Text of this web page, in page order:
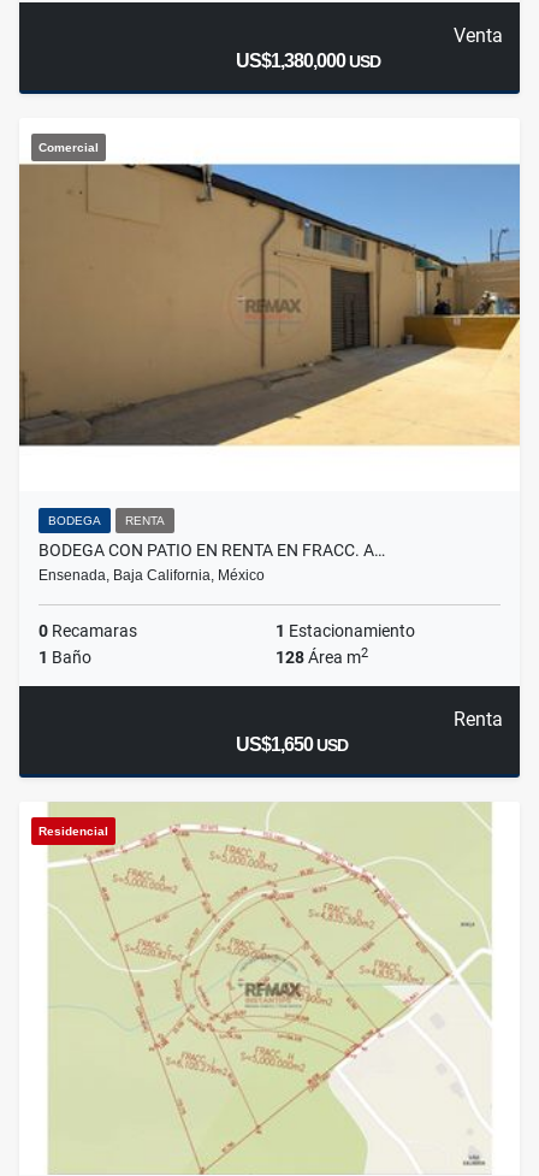
Venta
US$1,380,000USD
Comercial
BODEGA RENTA
BODEGA CON PATIO EN RENTA EN FRACC. A…
Ensenada, Baja California, México
0 Recamaras 1 Estacionamiento
1 Baño 128Área m2
Renta
US$1,650USD
Residencial